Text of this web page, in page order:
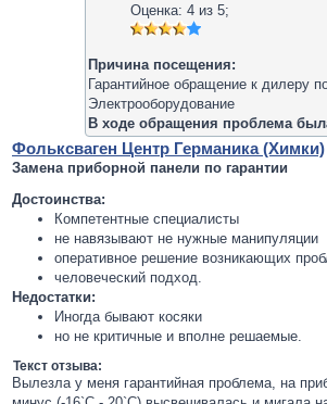
Оценка:4 из5;
Причина посещения:
Гарантийное обращение к дилеру
Электрооборудование
В ходе обращения проблема
Фольксваген Центр Германика (Химки)
Замена приборной панели по гарантии
Достоинства:
Компетентные специалисты
не навязывают не нужные манипуляции
оперативное решение возникающих
человеческий подход.
Недостатки:
Иногда бывают косяки
но не критичные и вполне решаемые.
Текст отзыва:
Вылезла у меня гарантийная проблема, на